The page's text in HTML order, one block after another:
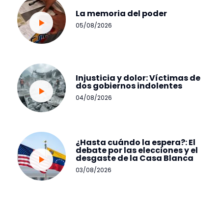
La memoria del poder
05/08/2026
Injusticia y dolor: Víctimas de
dos gobiernos indolentes
04/08/2026
¿Hasta cuándo la espera?: El
debate por las elecciones y el
desgaste de la Casa Blanca
03/08/2026